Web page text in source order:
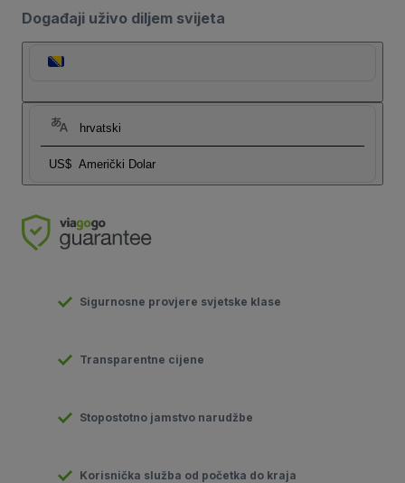
Događaji uživo diljem svijeta
hrvatski
US$ Američki Dolar
Sigurnosne provjere svjetske klase
Transparentne cijene
Stopostotno jamstvo narudžbe
Korisnička služba od početka do kraja